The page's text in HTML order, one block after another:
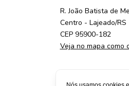
R. João Batista de
Centro - Lajeado/RS
CEP 95900-182
Veja no mapa como